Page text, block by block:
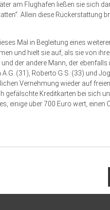
am Flughafen ließen sie sich
Allein diese Rückerstattung
Mal in Begleitung eines
und hielt sie auf, als sie von
der andere Mann, der
(31), Roberto G.S. (33) und
Vernehmung wieder auf
Kreditkarten bei sich
einige über 700 Euro wert, einen